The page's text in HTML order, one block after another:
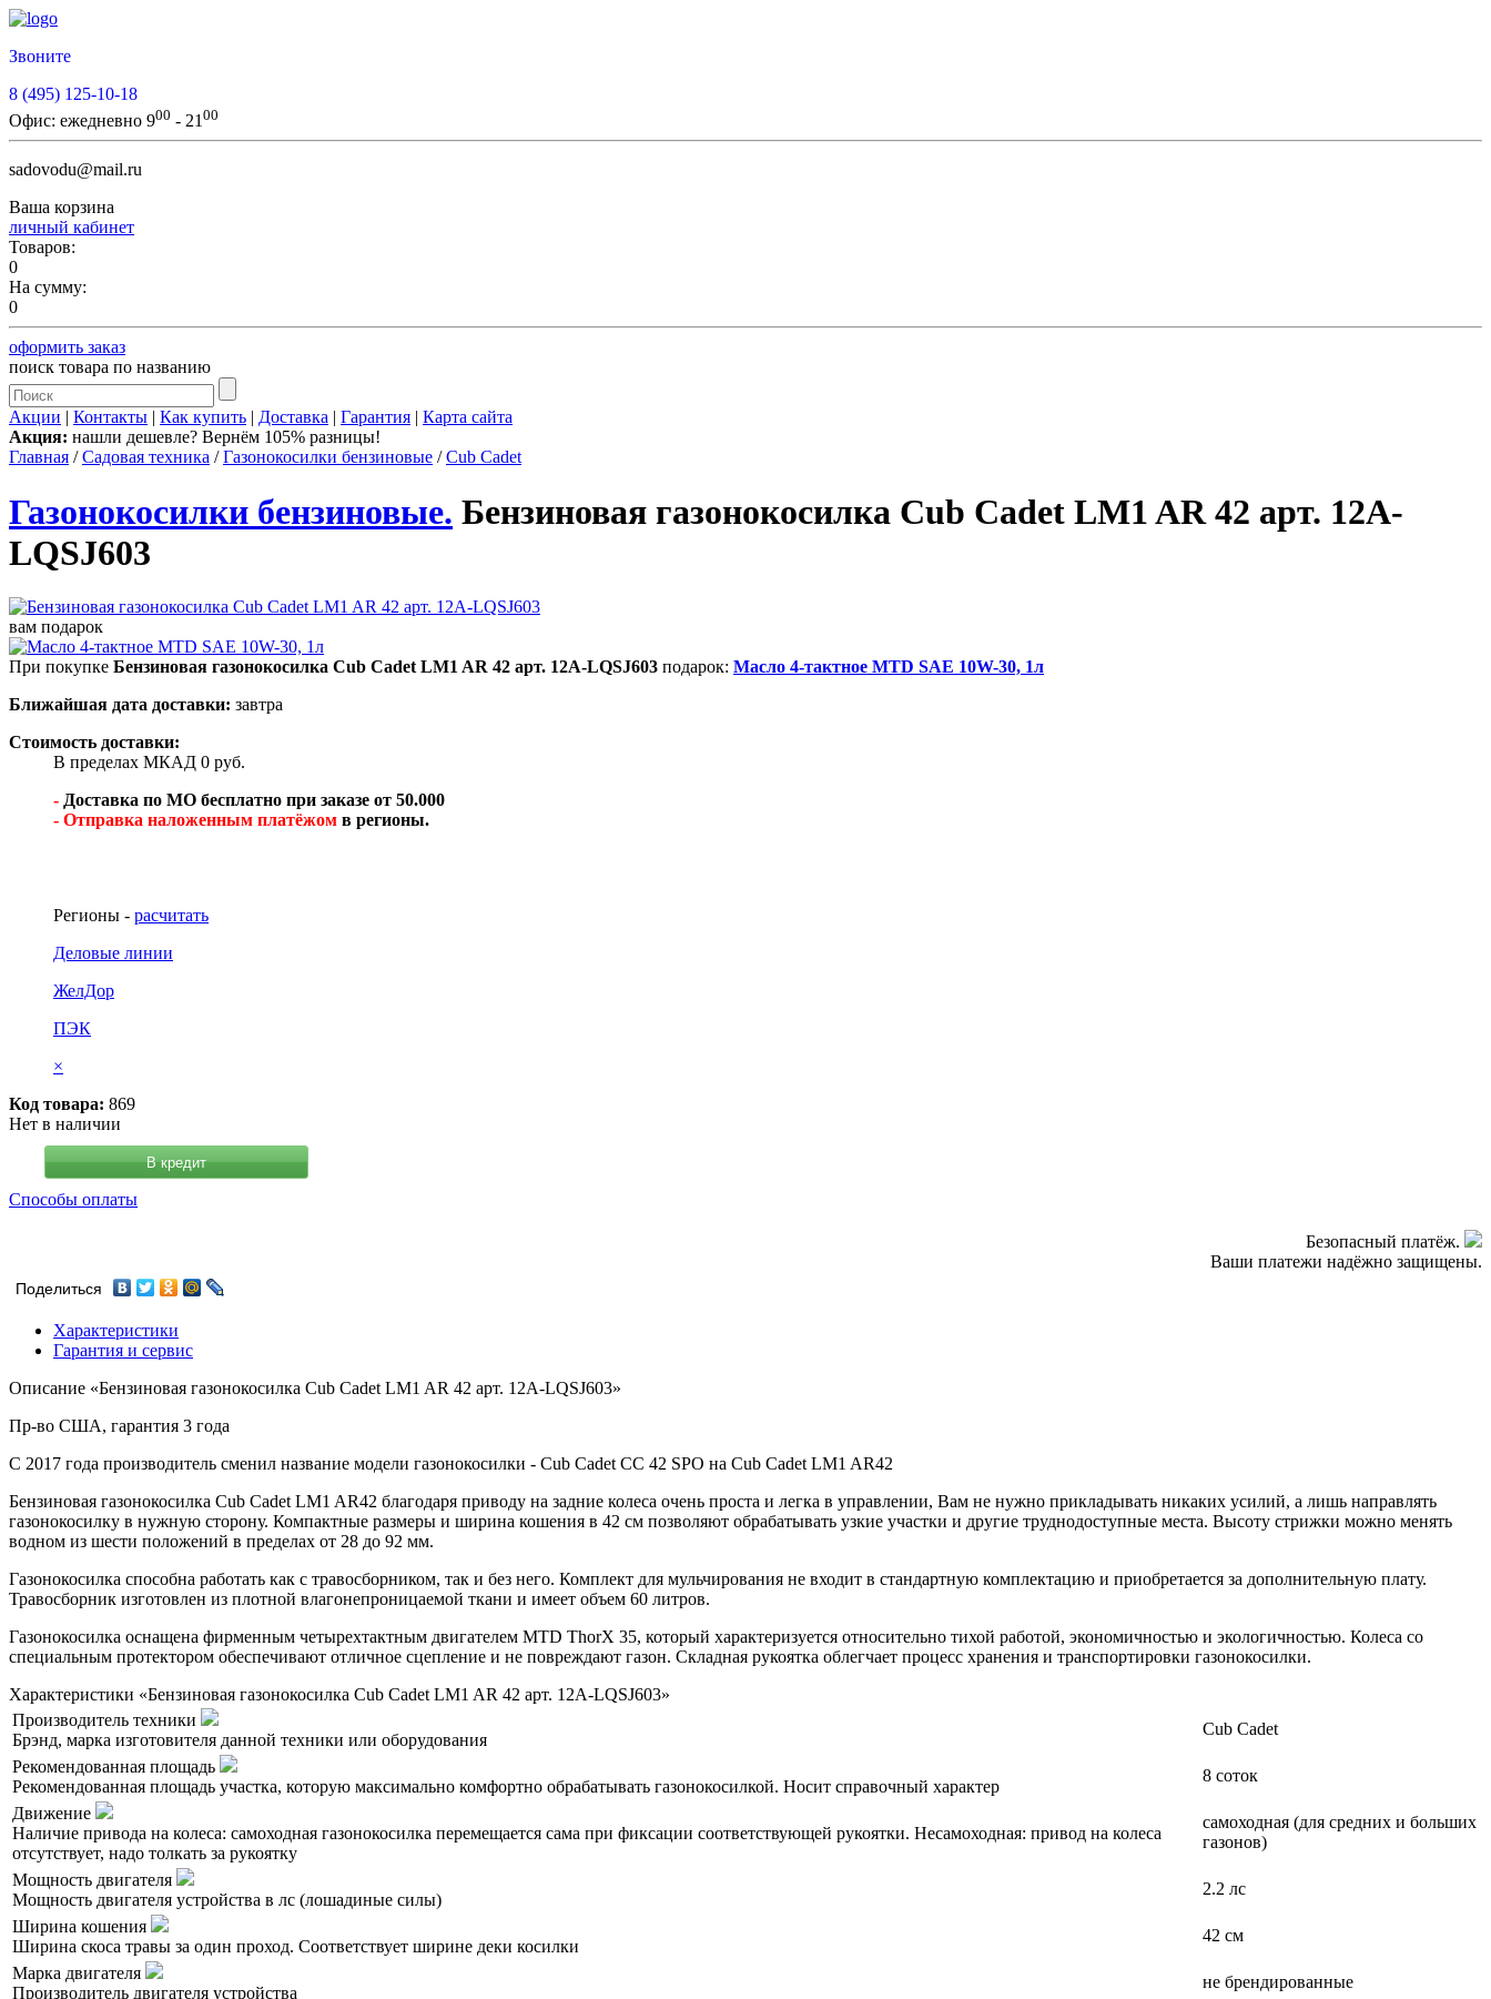
Звоните
8 (495) 125-10-18
Офис: ежедневно 900 - 21 00
sadovodu@mail.ru
Ваша корзина
личный кабинет
Товаров:
0
На сумму:
0
оформить заказ
поиск товара по названию
Акции | Контакты | Как купить | Доставка | Гарантия | Карта сайта
Акция: нашли дешевле? Вернём 105% разницы!
Главная /Садовая техника /Газонокосилки бензиновые /Cub Cadet
Газонокосилки бензиновые. Бензиновая газонокосилка Cub Cadet LM1 AR 42 арт. 12A-
LQSJ603
вам подарок
При покупке Бензиновая газонокосилка Cub Cadet LM1 AR 42 арт. 12A-LQSJ603 подарок: Масло 4-тактное MTD SAE 10W-30, 1л
Ближайшая дата доставки: завтра
Стоимость доставки:
В пределах МКАД 0 руб.
- Доставка по МО бесплатно при заказе от 50.000
- Отправка наложенным платёжом в регионы.
Регионы - расчитать
Деловые линии
ЖелДор
ПЭК
×
Код товара: 869
Нет в наличии
В кредит
Способы оплаты
Безопасный платёж.
Ваши платежи надёжно защищены.
Поделиться
Характеристики
Гарантия и сервис
Описание «Бензиновая газонокосилка Cub Cadet LM1 AR 42 арт. 12A-LQSJ603»
Пр-во США, гарантия 3 года
С 2017 года производитель сменил название модели газонокосилки - Cub Cadet CC 42 SPO на Cub Cadet LM1 AR42
Бензиновая газонокосилка Cub Cadet LM1 AR42 благодаря приводу на задние колеса очень проста и легка в управлении, Вам не нужно прикладывать никаких усилий, а лишь направлять
газонокосилку в нужную сторону. Компактные размеры и ширина кошения в 42 см позволяют обрабатывать узкие участки и другие труднодоступные места. Высоту стрижки можно менять
водном из шести положений в пределах от 28 до 92 мм.
Газонокосилка способна работать как с травосборником, так и без него. Комплект для мульчирования не входит в стандартную комплектацию и приобретается за дополнительную плату.
Травосборник изготовлен из плотной влагонепроницаемой ткани и имеет объем 60 литров.
Газонокосилка оснащена фирменным четырехтактным двигателем MTD ThorX 35, который характеризуется относительно тихой работой, экономичностью и экологичностью. Колеса со
специальным протектором обеспечивают отличное сцепление и не повреждают газон. Складная рукоятка облегчает процесс хранения и транспортировки газонокосилки.
Характеристики «Бензиновая газонокосилка Cub Cadet LM1 AR 42 арт. 12A-LQSJ603»
Производитель техники
Брэнд, марка изготовителя данной техники или оборудования
Cub Cadet
Рекомендованная площадь
Рекомендованная площадь участка, которую максимально комфортно обрабатывать газонокосилкой. Носит справочный характер
8 соток
Движение
Наличие привода на колеса: самоходная газонокосилка перемещается сама при фиксации соответствующей рукоятки. Несамоходная: привод на колеса
отсутствует, надо толкать за рукоятку
самоходная (для средних и больших
газонов)
Мощность двигателя
Мощность двигателя устройства в лс (лошадиные силы)
2.2 лс
Ширина кошения
Ширина скоса травы за один проход. Соответствует ширине деки косилки
42 см
Марка двигателя
Производитель двигателя устройства
не брендированные